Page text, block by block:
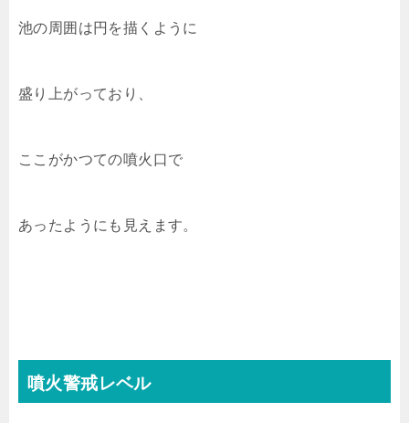
池の周囲は円を描くように
盛り上がっており、
ここがかつての噴火口で
あったようにも見えます。
噴火警戒レベル